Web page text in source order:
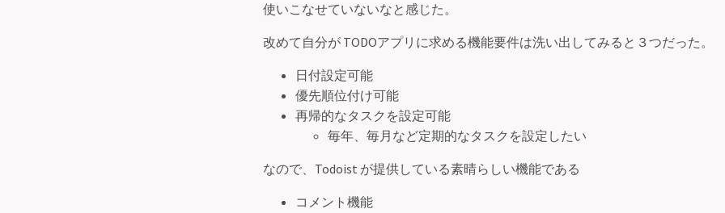
使いこなせていないなと感じた。
改めて自分が TODOアプリに求める機能要件は洗い出してみると３つだった。
日付設定可能
優先順位付け可能
再帰的なタスクを設定可能
毎年、毎月など定期的なタスクを設定したい
なので、Todoist が提供している素晴らしい機能である
コメント機能